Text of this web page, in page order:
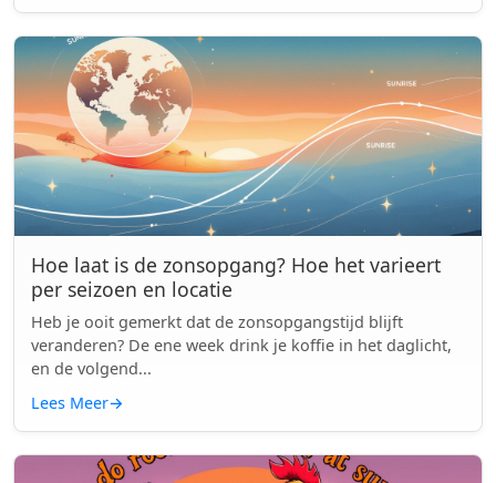
Hoe laat is de zonsopgang? Hoe het varieert
per seizoen en locatie
Heb je ooit gemerkt dat de zonsopgangstijd blijft
veranderen? De ene week drink je koffie in het daglicht,
en de volgend...
Lees Meer→